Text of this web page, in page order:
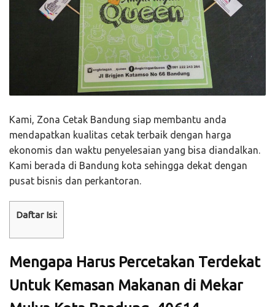
Kami, Zona Cetak Bandung siap membantu anda
mendapatkan kualitas cetak terbaik dengan harga
ekonomis dan waktu penyelesaian yang bisa diandalkan.
Kami berada di Bandung kota sehingga dekat dengan
pusat bisnis dan perkantoran.
Daftar Isi:
Mengapa Harus Percetakan Terdekat
Untuk Kemasan Makanan di Mekar